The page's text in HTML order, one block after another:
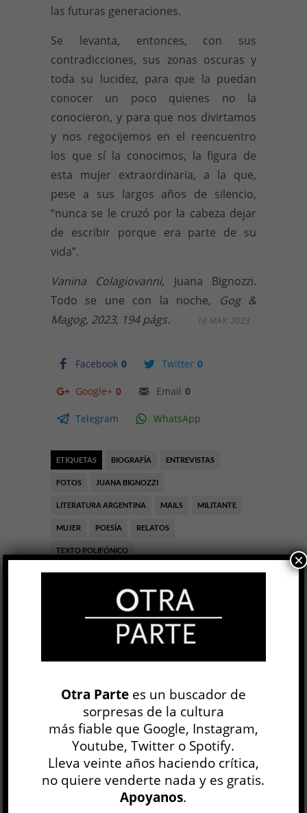
las futuras generaciones.
Se levanta, entonces, con sus
contradicciones, sus zonas oscuras y
toda su lucidez, para que la puedan
conocer un poco quienes no la
conocieron, y para que nos divirtamos
y nos regocijemos en el reencuentro
los que sí la conocimos, la figura de
esta mujer extraordinaria, a la que,
pese a sus largos años de silencio,
“nunca se le cruzó por la cabeza dejar
de escribir porque era parte de su
vida”.
Vanina Colagiovanni, Juana Bignozzi.
Todo se une con la noche, Gog &
Magog, 2023, 194 págs.
Facebook 0 Twitter 0
Google+ 0 Email 0
Telegram WhatsApp
18 MAY, 2023
ETIQUETAS BIOGRAFÍA ENTREVISTAS
FOTOS JUANA BIGNOZZI
LITERATURA ARGENTINA MAILS MILITANTE
MUJER POESÍA RELATOS
TEXTO POLIFÓNICO
Diario de familia
Gabriela Bejerman
LITERATURA ARGENTINA
hasta el borde: bordes del psiquismo, bordes de
los cuerpos, ahí donde la palabra pudor suena
como...
LEER MÁS
Una conversación prolongada al infinito
Otra Partees un buscador de
sorpresas de la cultura
más fiable que Google, Instagram,
Youtube, Twitter o Spotify.
Lleva veinte años haciendo crítica,
no quiere venderte nada y es gratis.
Apoyanos.
×